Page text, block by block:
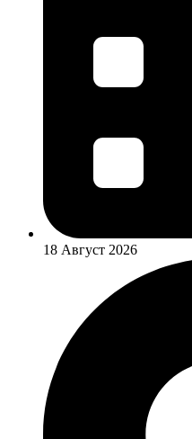
18 Август 2026